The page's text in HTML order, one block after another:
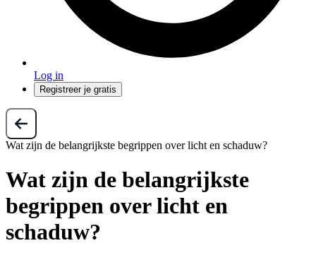
Log in
Registreer je gratis
Wat zijn de belangrijkste begrippen over licht en schaduw?
Wat zijn de belangrijkste
begrippen over licht en
schaduw?